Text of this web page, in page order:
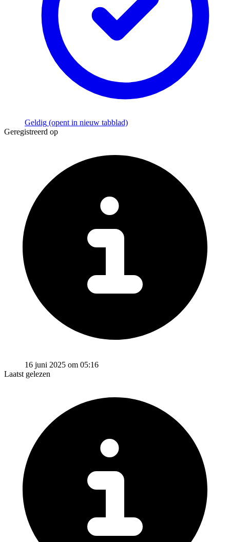
Geldig (opent in nieuw tabblad)
Geregistreerd op
16 juni 2025 om 05:16
Laatst gelezen